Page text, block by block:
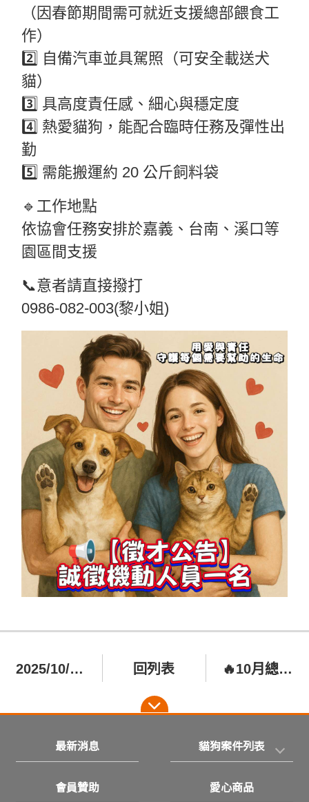
（因春節期間需可就近支援總部餵食工
作）
2️⃣ 自備汽車並具駕照（可安全載送犬
貓）
3️⃣ 具高度責任感、細心與穩定度
4️⃣ 熱愛貓狗，能配合臨時任務及彈性出
勤
5️⃣ 需能搬運約 20 公斤飼料袋
🔹工作地點
依協會任務安排於嘉義、台南、溪口等
園區間支援
📞意者請直接撥打
0986-082-003(黎小姐)
2025/10/27 台南 主人過世的遺孤狗狗 小黃 (歡迎認養) 回列表 🔥10月總財務報告！670隻浪浪感謝所有捐款人！
最新消息 貓狗案件列表
會員贊助 愛心商品